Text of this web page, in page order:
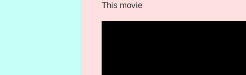
This movie